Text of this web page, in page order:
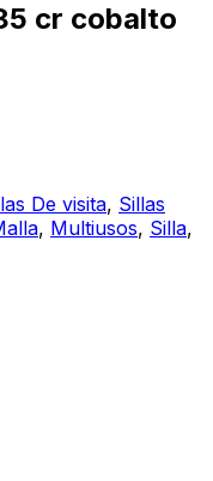
cr cobalto
De visita, Sillas
, Multiusos, Silla,